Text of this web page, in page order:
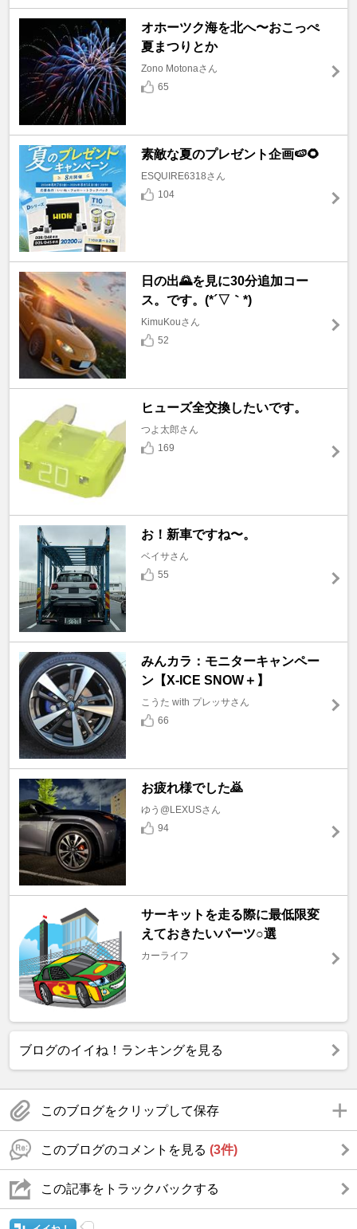
オホーツク海を北へ〜おこっぺ
夏まつりとか
Zono Motonaさん
65
素敵な夏のプレゼント企画🍉🌻
ESQUIRE6318さん
104
日の出🌄を見に30分追加コー
ス。です。(*´▽｀*)
KimuKouさん
52
ヒューズ全交換したいです。
つよ太郎さん
169
お！新車ですね〜。
ベイサさん
55
みんカラ：モニターキャンペー
ン【X-ICE SNOW＋】
こうた with プレッサさん
66
お疲れ様でした🙇
ゆう@LEXUSさん
94
サーキットを走る際に最低限変
えておきたいパーツ○選
カーライフ
ブログのイイね！ランキングを見る
このブログをクリップして保存
このブログのコメントを見る (3件)
この記事をトラックバックする